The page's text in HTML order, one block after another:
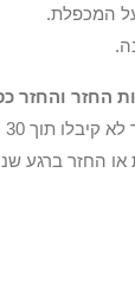
המכפלת.
או החזר ברגע